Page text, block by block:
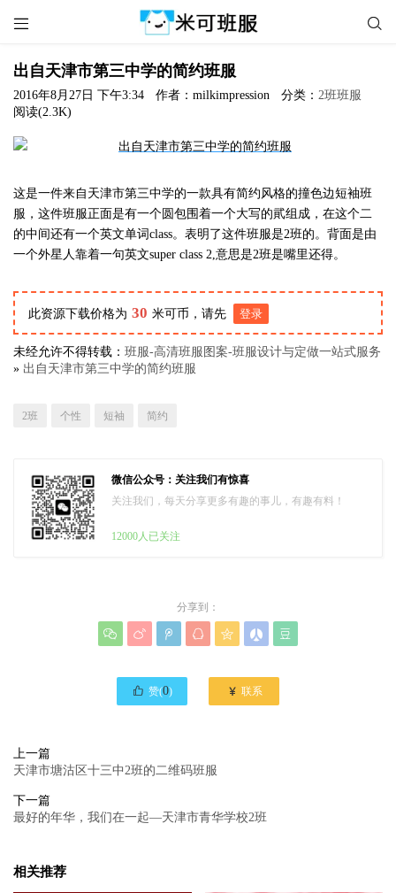
 
出自天津市第三中学的简约班服
2016年8月27日 下午3:34 作者：milkimpression 分类： 2班班服
阅读(2.3K)
这是一件来自天津市第三中学的一款具有简约风格的撞色边短袖班
服，这件班服正面是有一个圆包围着一个大写的貮组成，在这个二
的中间还有一个英文单词class。表明了这件班服是2班的。背面是由
一个外星人靠着一句英文super class 2,意思是2班是嘴里还得。
此资源下载价格为 30 米可币，请先 登录
未经允许不得转载： 班服-高清班服图案-班服设计与定做一站式服务
» 出自天津市第三中学的简约班服
2班 个性 短袖 简约
微信公众号：关注我们有惊喜
关注我们，每天分享更多有趣的事儿，有趣有料！
12000人已关注
分享到：
      
 赞(0)  联系
上一篇
天津市塘沽区十三中2班的二维码班服
下一篇
最好的年华，我们在一起—天津市青华学校2班
相关推荐